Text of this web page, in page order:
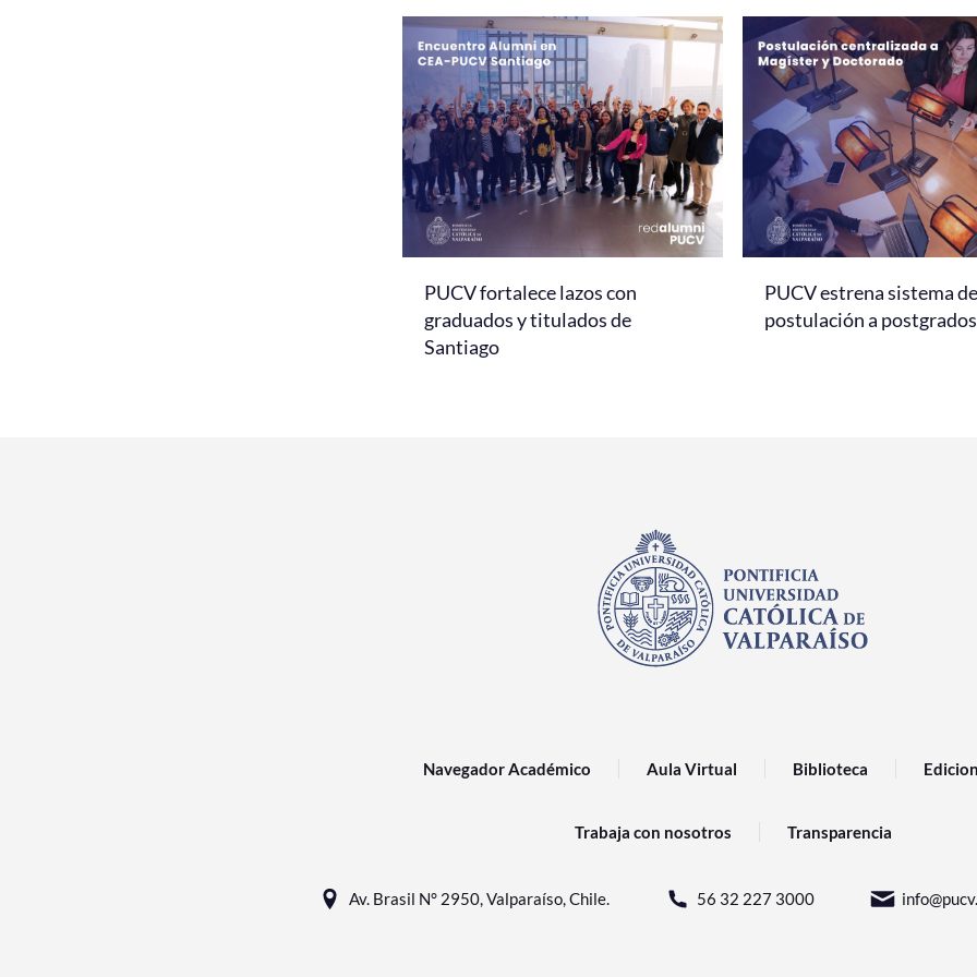
PUCV fortalece lazos con
graduados y titulados de
Santiago
PUCV estrena sistema de
postulación a postgrados
Navegador Académico Aula Virtual Biblioteca
Trabaja con nosotros Transparencia
Av. Brasil N° 2950, Valparaíso, Chile. 56 32 227 3000